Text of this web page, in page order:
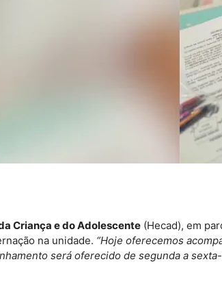
Criança e do Adolescente (Hecad), em
na unidade. “Hoje oferecemos
será oferecido de segunda a